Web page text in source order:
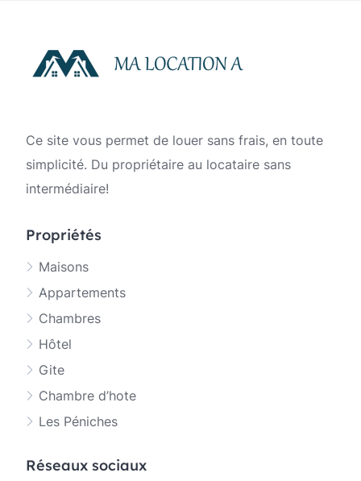
Ce site vous permet de louer sans frais, en toute
simplicité. Du propriétaire au locataire sans
intermédiaire!
Propriétés
Maisons
Appartements
Chambres
Hôtel
Gite
Chambre d’hote
Les Péniches
Réseaux sociaux